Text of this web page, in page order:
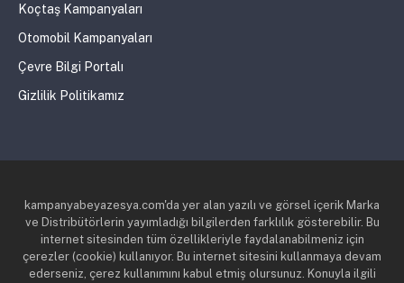
Koçtaş Kampanyaları
Otomobil Kampanyaları
Çevre Bilgi Portalı
Gizlilik Politikamız
kampanyabeyazesya.com'da yer alan yazılı ve görsel içerik Marka
ve Distribütörlerin yayımladığı bilgilerden farklılık gösterebilir. Bu
internet sitesinden tüm özellikleriyle faydalanabilmeniz için
çerezler (cookie) kullanıyor. Bu internet sitesini kullanmaya devam
ederseniz, çerez kullanımını kabul etmiş olursunuz. Konuyla ilgili